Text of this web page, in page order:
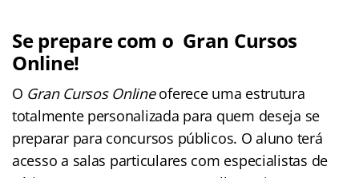
Se prepare com o Gran Cursos
Online!
O Gran Cursos Onlineoferece uma estrutura
totalmente personalizada para quem deseja se
preparar para concursos públicos. O aluno terá
acesso a salas particulares com especialistas de